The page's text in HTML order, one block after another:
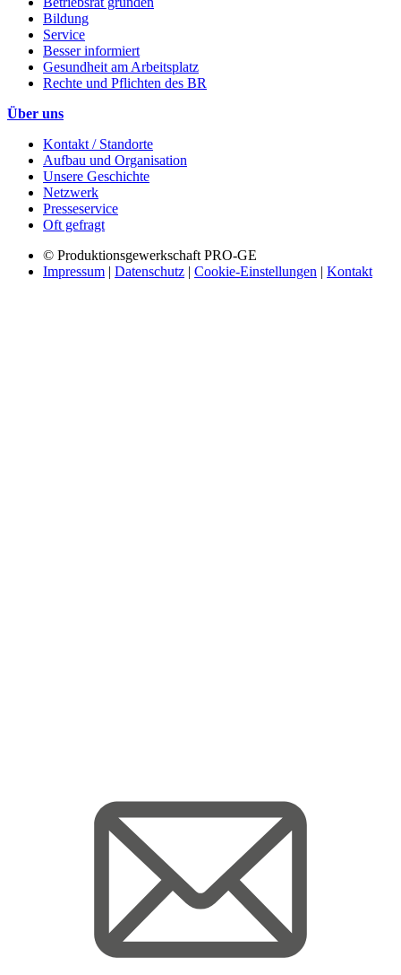
Bildung
Service
Besser informiert
Gesundheit am Arbeitsplatz
Rechte und Pflichten des BR
Über uns
Kontakt / Standorte
Aufbau und Organisation
Unsere Geschichte
Netzwerk
Presseservice
Oft gefragt
© Produktionsgewerkschaft PRO-GE
Impressum | Datenschutz | Cookie-Einstellungen | Kontakt